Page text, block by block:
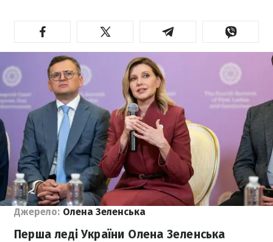
Джерело: Олена Зеленська
Перша леді України Олена Зеленська